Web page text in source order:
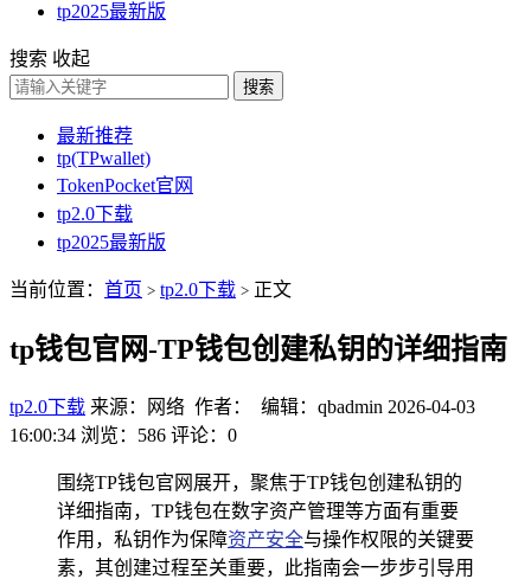
tp2025最新版
搜索 收起
搜索
最新推荐
tp(TPwallet)
TokenPocket官网
tp2.0下载
tp2025最新版
当前位置： 首页 > tp2.0下载 > 正文
tp钱包官网-TP钱包创建私钥的详细指南
tp2.0下载 来源：网络 作者： 编辑：qbadmin 2026-04-03
16:00:34 浏览：586 评论：0
围绕TP钱包官网展开，聚焦于TP钱包创建私钥的
详细指南，TP钱包在数字资产管理等方面有重要
作用，私钥作为保障资产安全与操作权限的关键要
素，其创建过程至关重要，此指南会一步步引导用